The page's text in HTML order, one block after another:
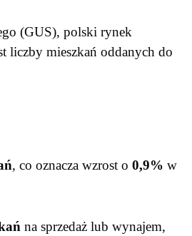
(GUS), polski rynek
liczby mieszkań oddanych do
, co oznacza wzrost o 0,9% w
na sprzedaż lub wynajem,